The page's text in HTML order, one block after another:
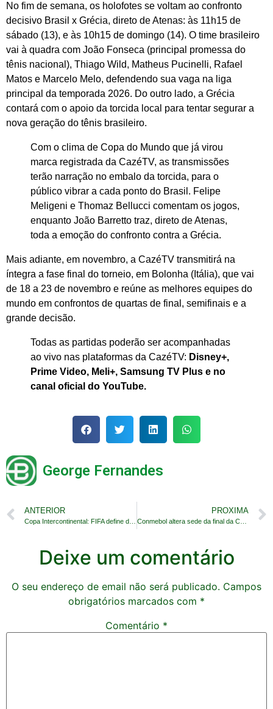
No fim de semana, os holofotes se voltam ao confronto
decisivo Brasil x Grécia, direto de Atenas: às 11h15 de
sábado (13), e às 10h15 de domingo (14). O time brasileiro
vai à quadra com João Fonseca (principal promessa do
tênis nacional), Thiago Wild, Matheus Pucinelli, Rafael
Matos e Marcelo Melo, defendendo sua vaga na liga
principal da temporada 2026. Do outro lado, a Grécia
contará com o apoio da torcida local para tentar segurar a
nova geração do tênis brasileiro.
Com o clima de Copa do Mundo que já virou
marca registrada da CazéTV, as transmissões
terão narração no embalo da torcida, para o
público vibrar a cada ponto do Brasil. Felipe
Meligeni e Thomaz Bellucci comentam os jogos,
enquanto João Barretto traz, direto de Atenas,
toda a emoção do confronto contra a Grécia.
Mais adiante, em novembro, a CazéTV transmitirá na
íntegra a fase final do torneio, em Bolonha (Itália), que vai
de 18 a 23 de novembro e reúne as melhores equipes do
mundo em confrontos de quartas de final, semifinais e a
grande decisão.
Todas as partidas poderão ser acompanhadas
ao vivo nas plataformas da CazéTV: Disney+,
Prime Video, Meli+, Samsung TV Plus e no
canal oficial do YouTube.
George Fernandes
ANTERIOR PROXIMA
Conmebol altera sede da final da Copa Sulamericana
Deixe um comentário
O seu endereço de email não será publicado. Campos
obrigatórios marcados com *
Comentário *